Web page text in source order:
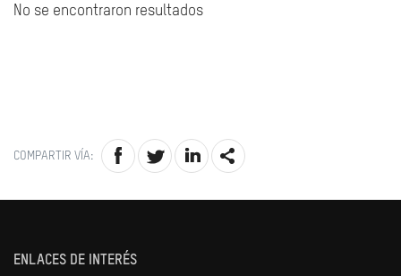
No se encontraron resultados
COMPARTIR VÍA:
ENLACES DE INTERÉS